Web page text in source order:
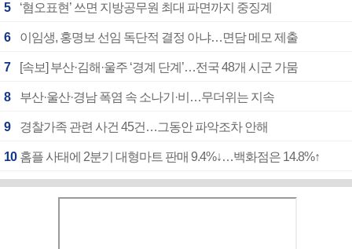
5 ‘혐오표현’ 쓰면 지방공무원 최대 파면까지 중징계
6 이임생, 홍명보 선임 독단적 결정 아냐…면담 메모 제출
7 [속보] 부산·김해·울주 ‘경계 단계’…전국 48개 시군 가뭄
8 부산·울산·경남 폭염 속 소나기·비…무더위는 지속
9 경찰가족 관련 사건 45건…그동안 파악조차 안해
10 홈플 사태에 2분기 대형마트 판매 9.4%↓…백화점은 14.8%↑